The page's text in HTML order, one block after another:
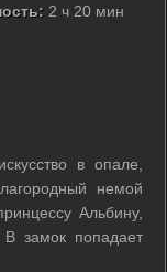
2 ч 20 мин
в опале,
немой
Альбину,
В замок попадает
находит